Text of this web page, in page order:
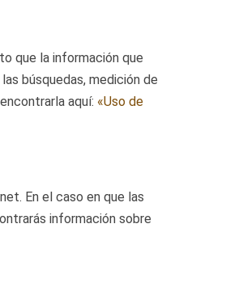
que la información que
búsquedas, medición de
aquí: «Uso de
En el caso en que las
información sobre